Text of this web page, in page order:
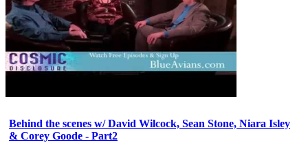
Behind the scenes w/ David Wilcock, Sean Stone, Niara Isley
& Corey Goode - Part2